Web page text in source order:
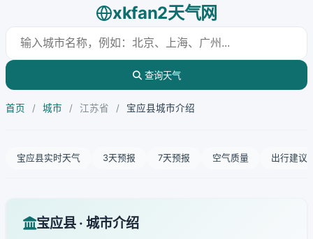
xkfan2天气网
查询天气
首页 / 城市 / 江苏省 / 宝应县城市介绍
宝应县实时天气 3天预报 7天预报 空气质量 出行建议
宝应县 · 城市介绍